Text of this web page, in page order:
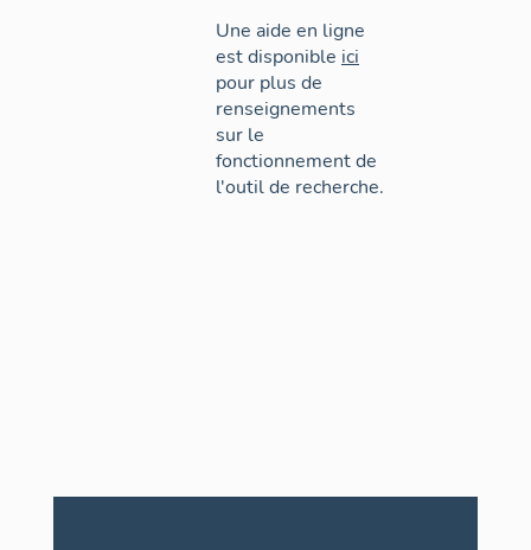
Une aide en ligne
est disponible ici
pour plus de
renseignements
sur le
fonctionnement de
l'outil de recherche.